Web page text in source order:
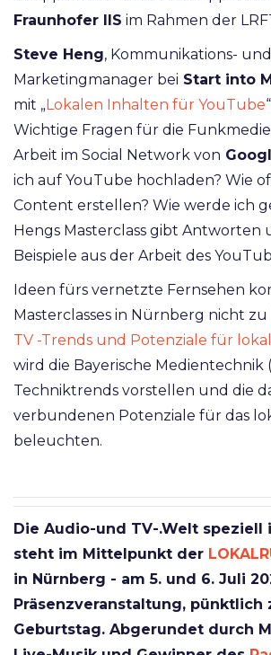
Fraunhofer IIS im Rahmen der
Steve Heng, Kommunikations- und
Marketingmanager bei Start into
mit „Lokalen Inhalten für YouTube
Wichtige Fragen für die
Arbeit im Social Network von
ich auf YouTube hochladen? Wie
Content erstellen? Wie werde ich
Hengs Masterclass gibt Antworten
Beispiele aus der Arbeit des
Ideen fürs vernetzte Fernsehen
Masterclasses in Nürnberg nicht zu
TV -Trends und Potenziale für
wird die Bayerische Medientechnik
Techniktrends vorstellen und die
verbundenen Potenziale für das
beleuchten.
Die Audio-und TV-.Welt speziell
steht im Mittelpunkt der
in Nürnberg - am 5. und 6. Juli
Präsenzveranstaltung, pünktlich
Geburtstag. Abgerundet durch